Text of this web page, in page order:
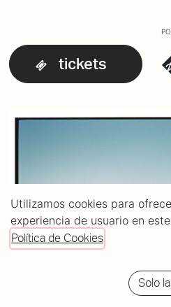
tickets
Utilizamos cookies para
experiencia de usuario en
Política de Cookies
Solo